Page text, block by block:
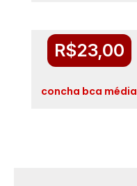
R$23,00
concha bca média